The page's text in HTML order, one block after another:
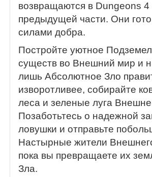
возвращаются в Dungeons
предыдущей части. Они
силами добра.
Постройте уютное
существ во Внешний мир и
лишь Абсолютное Зло
изворотливее, собирайте
леса и зеленые луга
Позаботьтесь о надежной
ловушки и отправьте
Настырные жители
пока вы превращаете их
Зла.